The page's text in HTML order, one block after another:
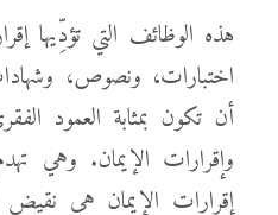
هذه الوظائف التي تؤدِّيها
اختبارات، ونصوص،
أن تكون بمثابة العمود
وإقرارات الإيمان. وهي
إقرارات الإيمان هي نقيض